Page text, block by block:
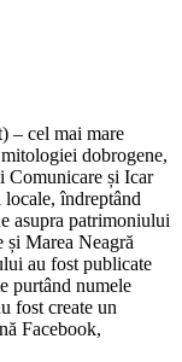
– cel mai mare
dobrogene,
Comunicare și Icar
locale, îndreptând
asupra patrimoniului
Marea Neagră
au fost publicate
purtând numele
fost create un
Facebook,